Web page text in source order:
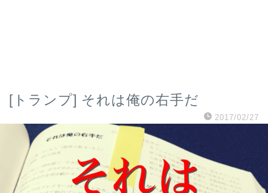
[トランプ] それは俺の右手だ
2017/02/27